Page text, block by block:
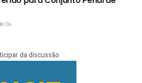
06
da discussão